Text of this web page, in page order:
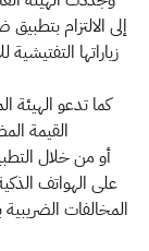
زياراتها
كما تدعو الهيئة
على الهواتف